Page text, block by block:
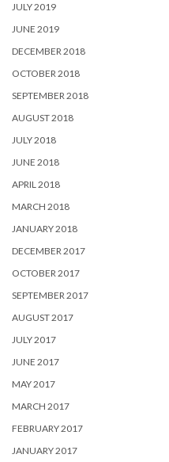
JULY 2019
JUNE 2019
DECEMBER 2018
OCTOBER 2018
SEPTEMBER 2018
AUGUST 2018
JULY 2018
JUNE 2018
APRIL 2018
MARCH 2018
JANUARY 2018
DECEMBER 2017
OCTOBER 2017
SEPTEMBER 2017
AUGUST 2017
JULY 2017
JUNE 2017
MAY 2017
MARCH 2017
FEBRUARY 2017
JANUARY 2017